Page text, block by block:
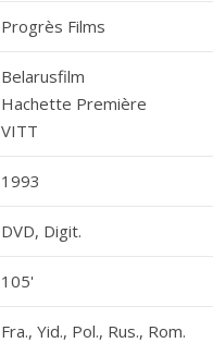
Progrès Films
Belarusfilm
Hachette Première
VITT
1993
DVD, Digit.
105'
Fra., Yid., Pol., Rus., Rom.